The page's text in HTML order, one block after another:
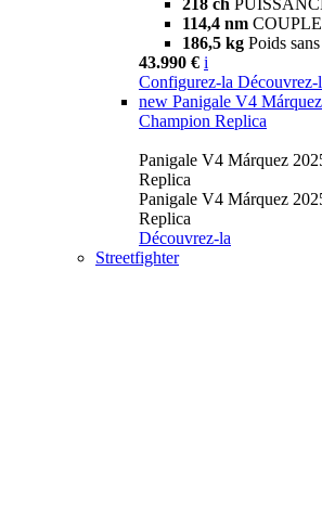
114,4 nm COUPLE
186,5 kg Poids
43.990 € i
Configurez-la Découvrez-
new Panigale V4
Champion Replica
Panigale V4 Márquez
Replica
Panigale V4 Márquez
Replica
Découvrez-la
Streetfighter